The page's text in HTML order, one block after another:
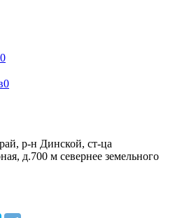
0
0
р-н Динской, ст-ца
д.700 м севернее земельного